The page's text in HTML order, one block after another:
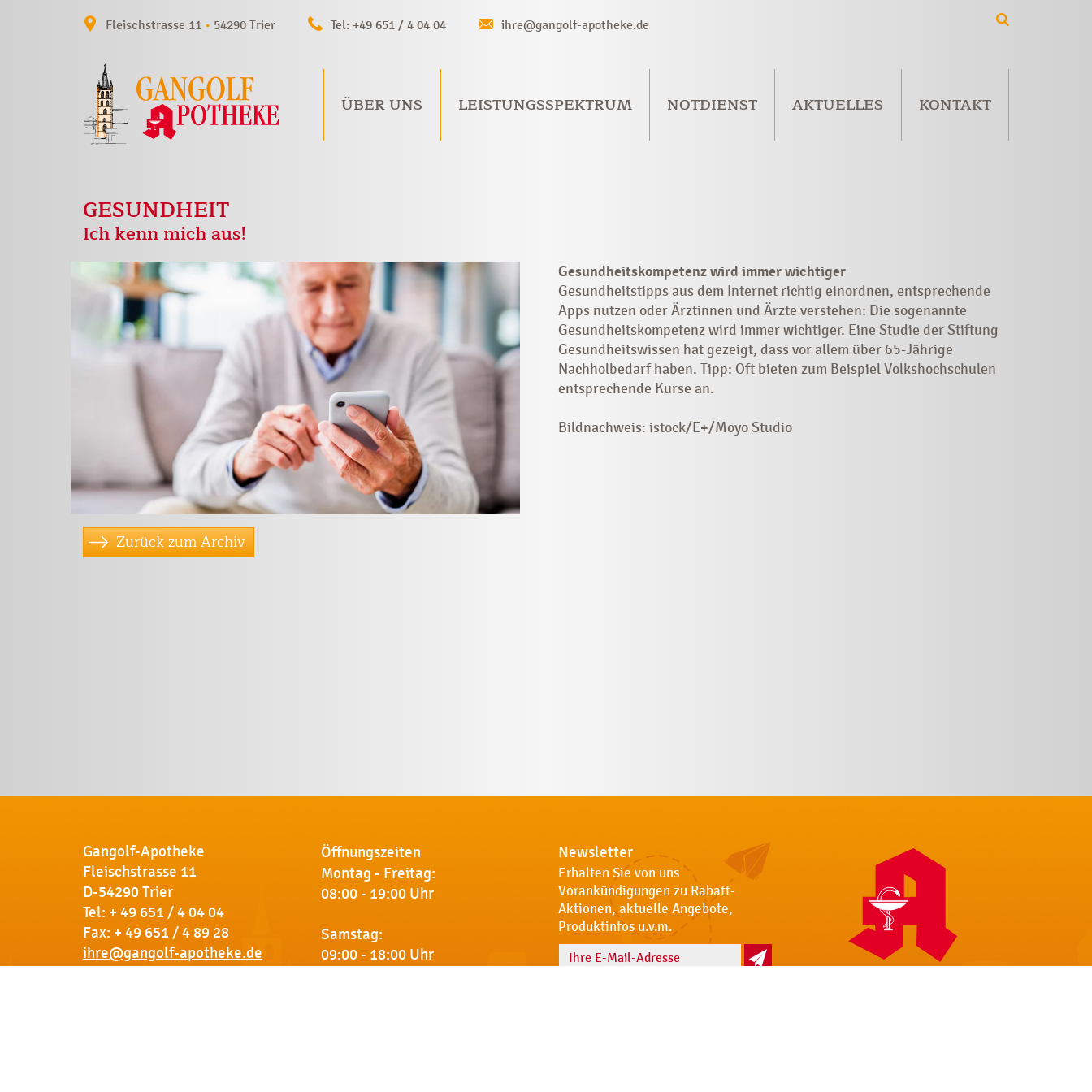
Fleischstrasse 11 • 54290 Trier Tel: +49 651 / 4 04 04 ihre@gangolf-apotheke.de
ÜBER UNS LEISTUNGSSPEKTRUM NOTDIENST AKTUELLES KONTAKT
GESUNDHEIT
Ich kenn mich aus!
Gesundheitskompetenz wird immer wichtiger
Gesundheitstipps aus dem Internet richtig einordnen, entsprechende
Apps nutzen oder Ärztinnen und Ärzte verstehen: Die sogenannte
Gesundheitskompetenz wird immer wichtiger. Eine Studie der Stiftung
Gesundheitswissen hat gezeigt, dass vor allem über 65-Jährige
Nachholbedarf haben. Tipp: Oft bieten zum Beispiel Volkshochschulen
entsprechende Kurse an.
Bildnachweis: istock/E+/Moyo Studio
Zurück zum Archiv
Gangolf-Apotheke
Fleischstrasse 11
D-54290 Trier
Tel: + 49 651 / 4 04 04
Fax: + 49 651 / 4 89 28
ihre@gangolf-apotheke.de
Öffnungszeiten
Montag - Freitag:
08:00 - 19:00 Uhr
Samstag:
09:00 - 18:00 Uhr
Newsletter
Erhalten Sie von uns
Vorankündigungen zu Rabatt-
Aktionen, aktuelle Angebote,
Produktinfos u.v.m.
Name